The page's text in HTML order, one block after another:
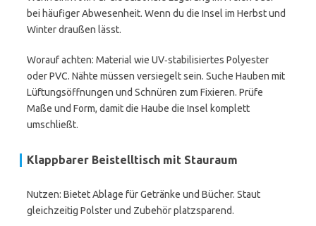
bei häufiger Abwesenheit. Wenn du die Insel im Herbst und
Winter draußen lässt.
Worauf achten: Material wie UV‑stabilisiertes Polyester
oder PVC. Nähte müssen versiegelt sein. Suche Hauben mit
Lüftungsöffnungen und Schnüren zum Fixieren. Prüfe
Maße und Form, damit die Haube die Insel komplett
umschließt.
Klappbarer Beistelltisch mit Stauraum
Nutzen: Bietet Ablage für Getränke und Bücher. Staut
gleichzeitig Polster und Zubehör platzsparend.